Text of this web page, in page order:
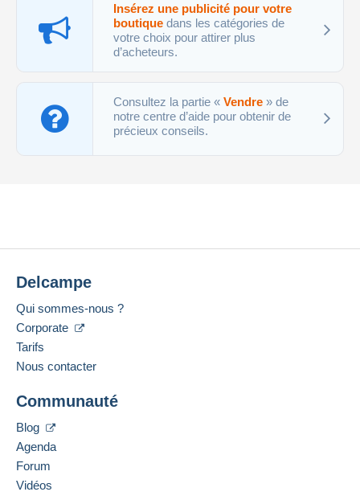
Insérez une publicité pour votre
boutique dans les catégories de
votre choix pour attirer plus
d’acheteurs.
Consultez la partie « Vendre » de
notre centre d’aide pour obtenir de
précieux conseils.
Delcampe
Qui sommes-nous ?
Corporate
Tarifs
Nous contacter
Communauté
Blog
Agenda
Forum
Vidéos